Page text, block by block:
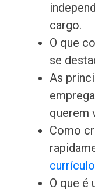
cargo.
O que
se
As
querem
Como
O que é